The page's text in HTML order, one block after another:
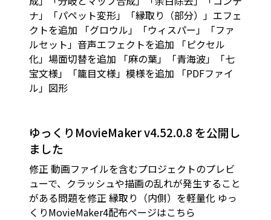
ナ」「パペット変形」「縁取り（部分）」エフェ
クトを追加 「グロウル」「ウィスパー」「ファ
ルセット」音声エフェクトを追加 「ピクセル
化」場面切替を追加 「麻の葉」「青海波」「七
宝文様」「籠目文様」模様を追加 「PDFファイ
ル」図形
ゆっくりMovieMaker v4.52.0.8 を公開し
ました
修正 動画ファイルを含むプロジェクトのプレビ
ューで、クラッシュや描画の乱れが発生すること
がある問題を修正 縁取り（内側）を軽量化 ゆっ
くりMovieMaker4配布ページはこちら